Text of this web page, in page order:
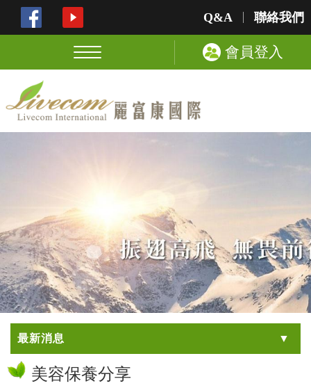
Q&A 聯絡我們
會員登入
最新消息
美容保養分享